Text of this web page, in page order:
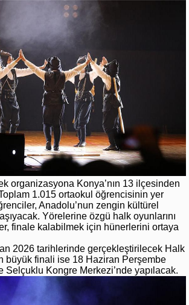
organizasyona Konya’nın 13 ilçesinden
1.015 ortaokul öğrencisinin yer
Anadolu’nun zengin kültürel
Yörelerine özgü halk oyunlarını
finale kalabilmek için hünerlerini ortaya
2026 tarihlerinde gerçekleştirilecek Halk
büyük finali ise 18 Haziran Perşembe
Selçuklu Kongre Merkezi’nde yapılacak.